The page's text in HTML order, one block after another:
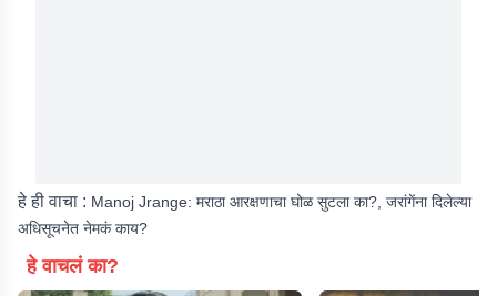
हे ही वाचा : Manoj Jrange: मराठा आरक्षणाचा घोळ सुटला का?, जरांगेंना दिलेल्या
अधिसूचनेत नेमकं काय?
हे वाचलं का?